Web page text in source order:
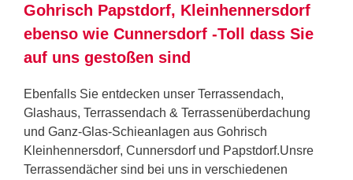
Gohrisch Papstdorf, Kleinhennersdorf
ebenso wie Cunnersdorf -Toll dass Sie
auf uns gestoßen sind
Ebenfalls Sie entdecken unser Terrassendach,
Glashaus, Terrassendach & Terrassenüberdachung
und Ganz-Glas-Schieanlagen aus Gohrisch
Kleinhennersdorf, Cunnersdorf und Papstdorf.Unsre
Terrassendächer sind bei uns in verschiedenen